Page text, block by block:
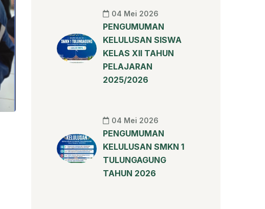
04 Mei 2026
PENGUMUMAN
KELULUSAN SISWA
KELAS XII TAHUN
PELAJARAN
2025/2026
04 Mei 2026
PENGUMUMAN
KELULUSAN SMKN 1
TULUNGAGUNG
TAHUN 2026